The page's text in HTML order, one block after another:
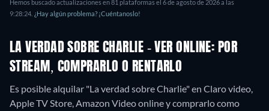
Hemos buscado actualizaciones en 81 plataformas el 6 de agosto de 2026 a las
9:28:24. ¿Hay algún problema? ¡Cuéntanoslo!
LA VERDAD SOBRE CHARLIE - VER ONLINE: POR
STREAM, COMPRARLO O RENTARLO
Es posible alquilar "La verdad sobre Charlie" en Claro video,
Apple TV Store, Amazon Video online y comprarlo como